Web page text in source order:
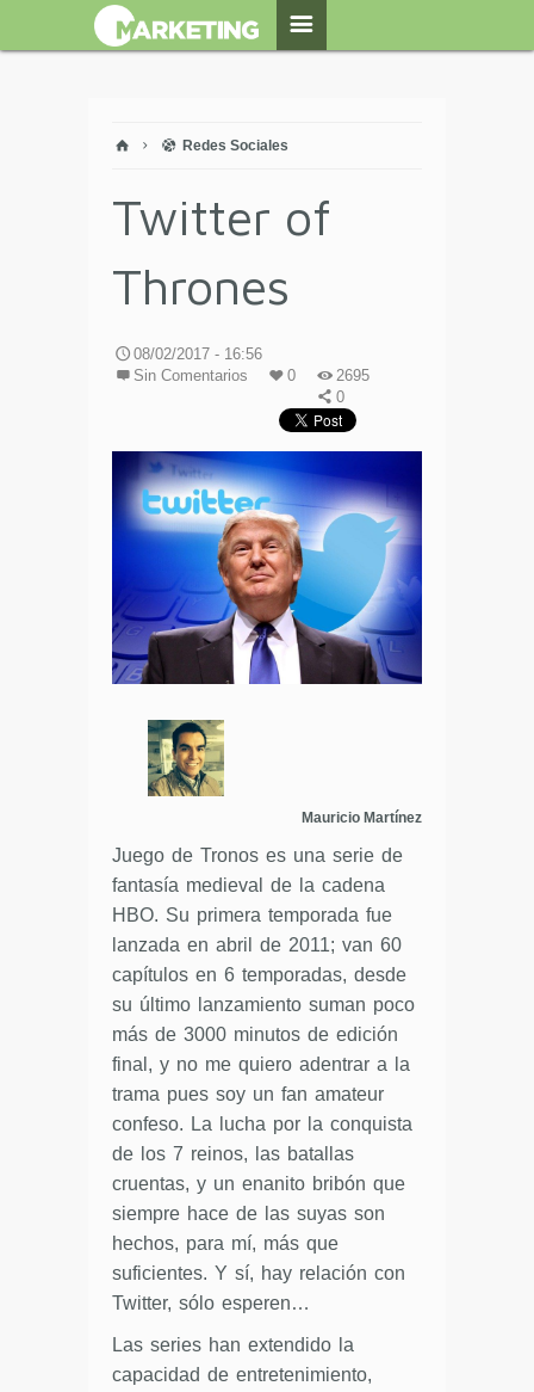
Redes Sociales
Twitter of
Thrones
08/02/2017 - 16:56
Sin Comentarios
0
2695
0
Mauricio Martínez
Juego de Tronos es una serie de
fantasía medieval de la cadena
HBO. Su primera temporada fue
lanzada en abril de 2011; van 60
capítulos en 6 temporadas, desde
su último lanzamiento suman poco
más de 3000 minutos de edición
final, y no me quiero adentrar a la
trama pues soy un fan amateur
confeso. La lucha por la conquista
de los 7 reinos, las batallas
cruentas, y un enanito bribón que
siempre hace de las suyas son
hechos, para mí, más que
suficientes. Y sí, hay relación con
Twitter, sólo esperen…
Las series han extendido la
capacidad de entretenimiento,